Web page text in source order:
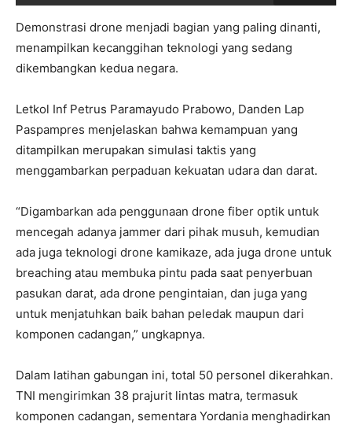
Demonstrasi drone menjadi bagian yang paling dinanti,
menampilkan kecanggihan teknologi yang sedang
dikembangkan kedua negara.
Letkol Inf Petrus Paramayudo Prabowo, Danden Lap
Paspampres menjelaskan bahwa kemampuan yang
ditampilkan merupakan simulasi taktis yang
menggambarkan perpaduan kekuatan udara dan darat.
“Digambarkan ada penggunaan drone fiber optik untuk
mencegah adanya jammer dari pihak musuh, kemudian
ada juga teknologi drone kamikaze, ada juga drone untuk
breaching atau membuka pintu pada saat penyerbuan
pasukan darat, ada drone pengintaian, dan juga yang
untuk menjatuhkan baik bahan peledak maupun dari
komponen cadangan,” ungkapnya.
Dalam latihan gabungan ini, total 50 personel dikerahkan.
TNI mengirimkan 38 prajurit lintas matra, termasuk
komponen cadangan, sementara Yordania menghadirkan